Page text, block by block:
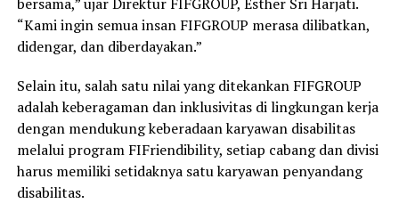
“Kami ingin semua insan FIFGROUP merasa dilibatkan,
didengar, dan diberdayakan.”
Selain itu, salah satu nilai yang ditekankan FIFGROUP
adalah keberagaman dan inklusivitas di lingkungan kerja
dengan mendukung keberadaan karyawan disabilitas
melalui program FIFriendibility, setiap cabang dan divisi
harus memiliki setidaknya satu karyawan penyandang
disabilitas.